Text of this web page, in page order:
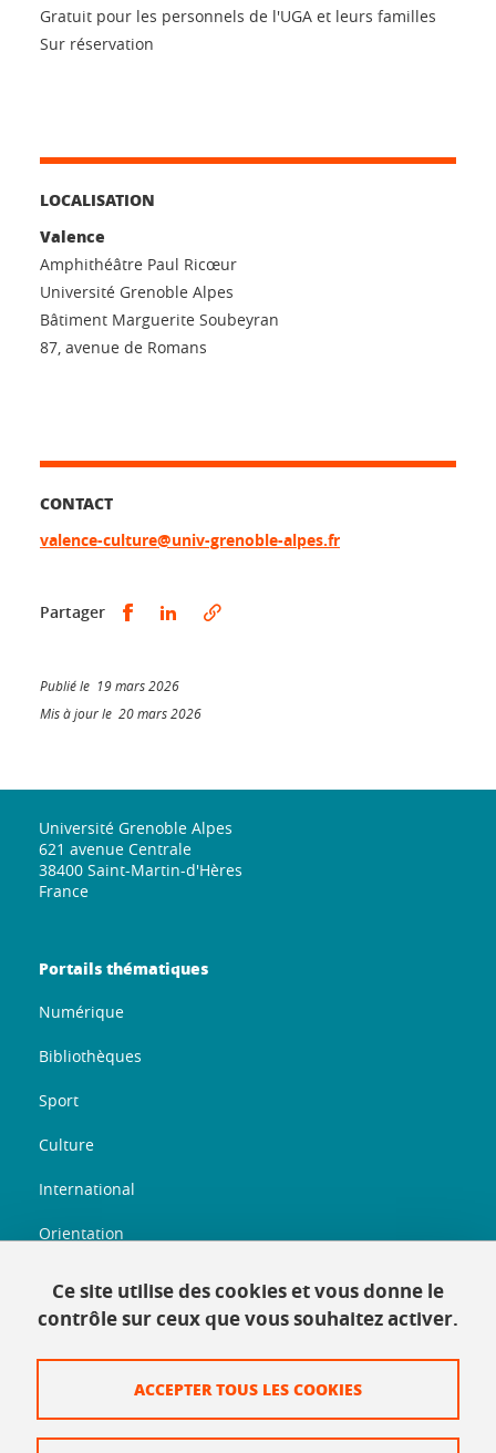
Gratuit pour les personnels de l'UGA et leurs familles
Sur réservation
LOCALISATION
Valence
Amphithéâtre Paul Ricœur
Université Grenoble Alpes
Bâtiment Marguerite Soubeyran
87, avenue de Romans
CONTACT
valence-culture@univ-grenoble-alpes.fr
Partager Partager sur Facebook
Partager sur LinkedIn
Publié le 19 mars 2026
Mis à jour le 20 mars 2026
Université Grenoble Alpes
621 avenue Centrale
38400 Saint-Martin-d'Hères
France
Portails thématiques
Numérique
Bibliothèques
Sport
Culture
International
Orientation
Informations légales
Mentions légales
Ce site utilise des cookies et vous donne le
contrôle sur ceux que vous souhaitez activer.
ACCEPTER TOUS LES COOKIES